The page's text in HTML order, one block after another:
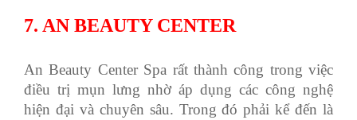
7. AN BEAUTY CENTER
An Beauty Center Spa rất thành công trong việc
điều trị mụn lưng nhờ áp dụng các công nghệ
hiện đại và chuyên sâu. Trong đó phải kể đến là